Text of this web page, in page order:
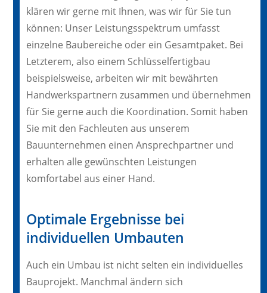
klären wir gerne mit Ihnen, was wir für Sie tun
können: Unser Leistungsspektrum umfasst
einzelne Baubereiche oder ein Gesamtpaket. Bei
Letzterem, also einem Schlüsselfertigbau
beispielsweise, arbeiten wir mit bewährten
Handwerkspartnern zusammen und übernehmen
für Sie gerne auch die Koordination. Somit haben
Sie mit den Fachleuten aus unserem
Bauunternehmen einen Ansprechpartner und
erhalten alle gewünschten Leistungen
komfortabel aus einer Hand.
Optimale Ergebnisse bei
individuellen Umbauten
Auch ein Umbau ist nicht selten ein individuelles
Bauprojekt. Manchmal ändern sich